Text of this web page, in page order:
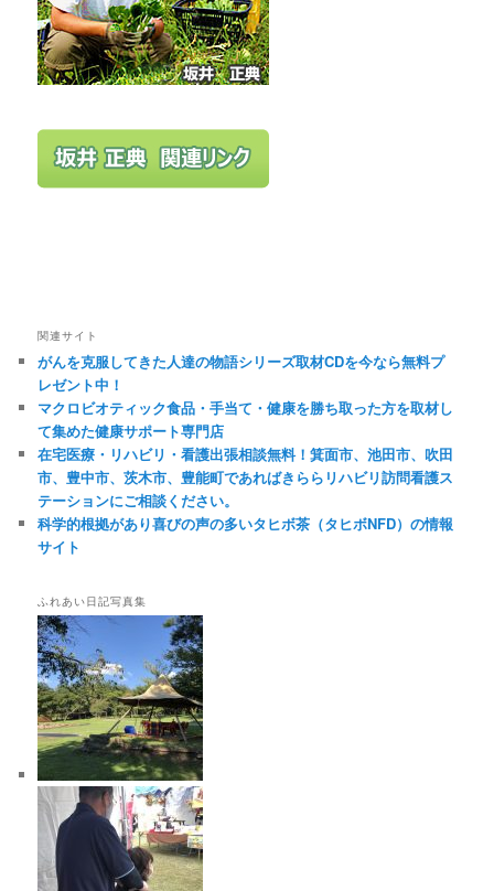
関連サイト
がんを克服してきた人達の物語シリーズ取材CDを今なら無料プ
レゼント中！
マクロビオティック食品・手当て・健康を勝ち取った方を取材し
て集めた健康サポート専門店
在宅医療・リハビリ・看護出張相談無料！箕面市、池田市、吹田
市、豊中市、茨木市、豊能町であればきららリハビリ訪問看護ス
テーションにご相談ください。
科学的根拠があり喜びの声の多いタヒボ茶（タヒボNFD）の情報
サイト
ふれあい日記写真集